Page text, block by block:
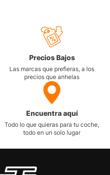
Precios Bajos
Las marcas que prefieras, a los
precios que anhelas
Encuentra aquí
Todo lo que quieras para tu coche,
todo en un solo lugar